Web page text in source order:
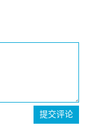
提交评论